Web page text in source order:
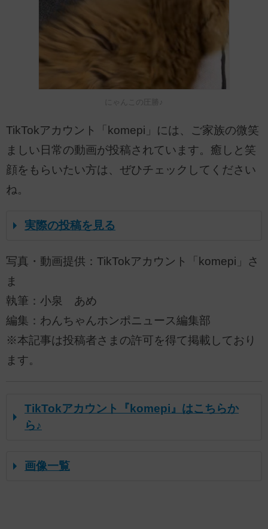
にゃんこの圧勝♪
TikTokアカウント「komepi」には、ご家族の微笑
ましい日常の動画が投稿されています。癒しと笑
顔をもらいたい方は、ぜひチェックしてください
ね。
実際の投稿を見る
写真・動画提供：TikTokアカウント「komepi」さ
ま
執筆：小泉 あめ
編集：わんちゃんホンポニュース編集部
※本記事は投稿者さまの許可を得て掲載しており
ます。
TikTokアカウント『komepi』はこちらか
ら♪
画像一覧